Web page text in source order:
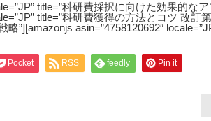
title=”科研費採択に向けた効果的なア
title=”科研費獲得の方法とコツ 改訂
”][amazonjs asin=”4758120692″
Pocket RSS feedly Pin it